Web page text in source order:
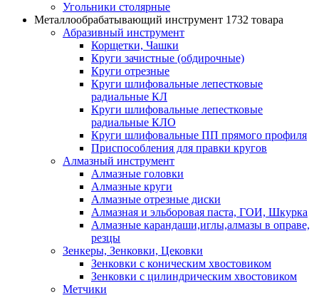
Угольники столярные
Металлообрабатывающий инструмент 1732 товара
Абразивный инструмент
Корщетки, Чашки
Круги зачистные (обдирочные)
Круги отрезные
Круги шлифовальные лепестковые
радиальные КЛ
Круги шлифовальные лепестковые
радиальные КЛО
Круги шлифовальные ПП прямого профиля
Приспособления для правки кругов
Алмазный инструмент
Алмазные головки
Алмазные круги
Алмазные отрезные диски
Алмазная и эльборовая паста, ГОИ, Шкурка
Алмазные карандаши,иглы,алмазы в оправе,
резцы
Зенкеры, Зенковки, Цековки
Зенковки с коническим хвостовиком
Зенковки с цилиндрическим хвостовиком
Метчики